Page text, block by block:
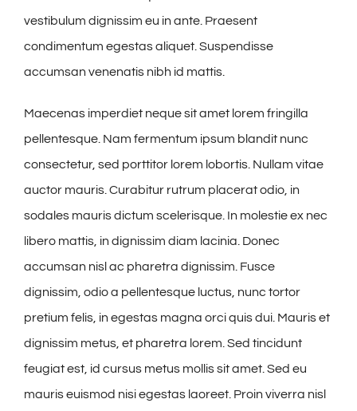
vestibulum dignissim eu in ante. Praesent
condimentum egestas aliquet. Suspendisse
accumsan venenatis nibh id mattis.
Maecenas imperdiet neque sit amet lorem fringilla
pellentesque. Nam fermentum ipsum blandit nunc
consectetur, sed porttitor lorem lobortis. Nullam vitae
auctor mauris. Curabitur rutrum placerat odio, in
sodales mauris dictum scelerisque. In molestie ex nec
libero mattis, in dignissim diam lacinia. Donec
accumsan nisl ac pharetra dignissim. Fusce
dignissim, odio a pellentesque luctus, nunc tortor
pretium felis, in egestas magna orci quis dui. Mauris et
dignissim metus, et pharetra lorem. Sed tincidunt
feugiat est, id cursus metus mollis sit amet. Sed eu
mauris euismod nisi egestas laoreet. Proin viverra nisl